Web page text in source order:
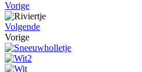
Vorige
Volgende
Vorige